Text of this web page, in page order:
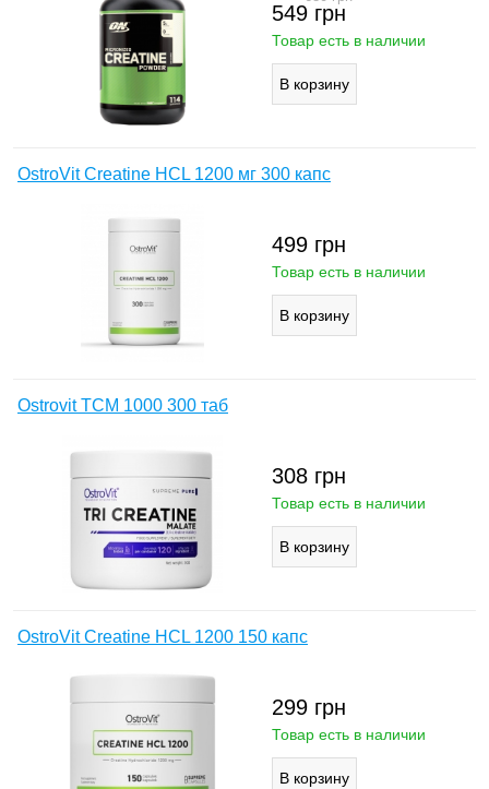
549 грн
Товар есть в наличии
OstroVit Creatine HCL 1200 мг 300 капс
499 грн
Товар есть в наличии
Ostrovit ТСМ 1000 300 таб
308 грн
Товар есть в наличии
OstroVit Creatine HCL 1200 150 капс
299 грн
Товар есть в наличии